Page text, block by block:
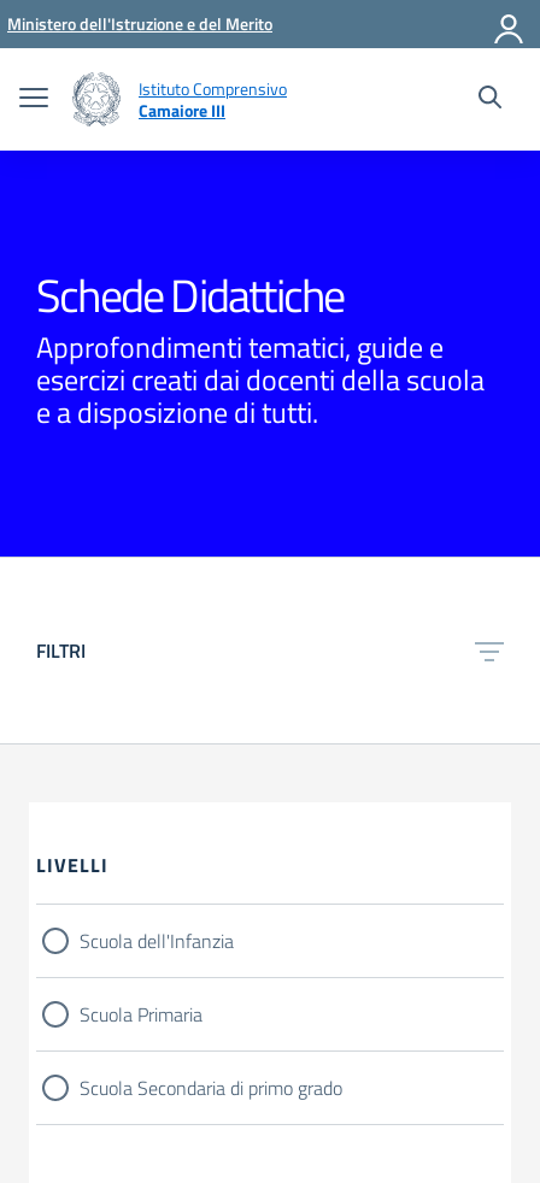
Vai ai contenuti
Vai al menu di navigazione
Vai al footer
Ministero dell'Istruzione e del Merito
Istituto Comprensivo
Camaiore III
Schede Didattiche
Approfondimenti tematici, guide e
esercizi creati dai docenti della scuola
e a disposizione di tutti.
FILTRI
LIVELLI
Scuola dell'Infanzia
Scuola Primaria
Scuola Secondaria di primo grado